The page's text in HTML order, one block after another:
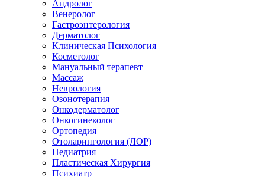
Андролог
Венеролог
Гастроэнтерология
Дерматолог
Клиническая Психология
Косметолог
Мануальный терапевт
Массаж
Неврология
Озонотерапия
Онкодерматолог
Онкогинеколог
Ортопедия
Отоларингология (ЛОР)
Педиатрия
Пластическая Хирургия
Психиатр